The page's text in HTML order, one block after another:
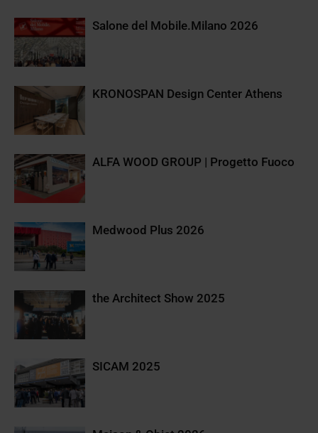
Salone del Mobile.Milano 2026
KRONOSPAN Design Center Athens
ALFA WOOD GROUP | Progetto Fuoco
Medwood Plus 2026
the Architect Show 2025
SICAM 2025